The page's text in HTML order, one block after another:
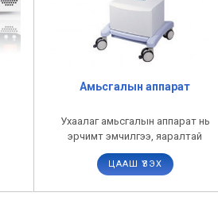
Амьсгалын аппарат
Ухаалаг амьсгалын аппарат нь
эрчимт эмчилгээ, яаралтай
тусламжийн хэрэглээнд
тохиромжтой.
ЦААШ ҮЗЭХ